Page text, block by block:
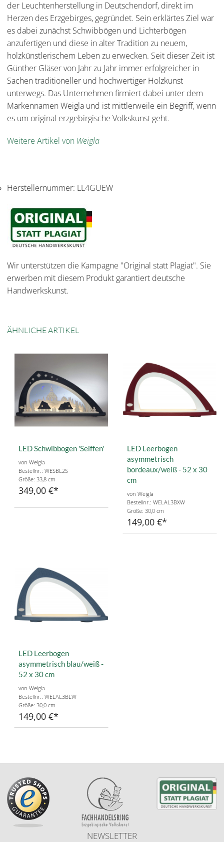
der Leuchtenherstellung in Deutschendorf, direkt im
Herzen des Erzgebirges, gegründet. Sein erklärtes Ziel war
es dabei zunächst Schwibbögen und Lichterbögen
anzufertigen und diese in alter Tradition zu neuem,
holzkünstlerischem Leben zu erwecken. Seit dieser Zeit ist
Günther Gläser von Jahr zu Jahr immer erfolgreicher in
Sachen traditioneller und hochwertiger Holzkunst
unterwegs. Das Unternehmen firmiert dabei unter dem
Markennamen Weigla und ist mittlerweile ein Begriff, wenn
es um original erzgebirgische Volkskunst geht.
Weitere Artikel von Weigla
Herstellernummer: LL4GUEW
Wir unterstützen die Kampagne "Original statt Plagiat". Sie
erwerben mit diesem Produkt garantiert deutsche
Handwerkskunst.
ÄHNLICHE ARTIKEL
LED Schwibbogen 'Seiffen'
von Weigla
Bestellnr.: WESBL2S
Größe: 33,8 cm
349,00 €
LED Leerbogen
asymmetrisch
bordeaux/weiß - 52 x 30
cm
von Weigla
Bestellnr.: WELAL3BXW
Größe: 30,0 cm
149,00 €
LED Leerbogen
asymmetrisch blau/weiß -
52 x 30 cm
von Weigla
Bestellnr.: WELAL3BLW
Größe: 30,0 cm
149,00 €
NEWSLETTER